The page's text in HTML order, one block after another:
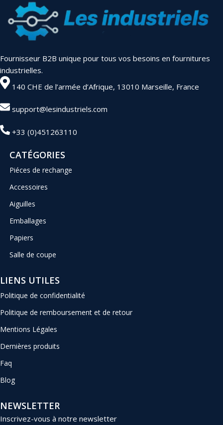
Fournisseur B2B unique pour tous vos besoins en fournitures
industrielles.
140 CHE de l’armée d’Afrique, 13010 Marseille, France
support@lesindustriels.com
+33 (0)451263110
CATÉGORIES
Piéces de rechange
Accessoires
Aiguilles
Emballages
Papiers
Salle de coupe
LIENS UTILES
Politique de confidentialité
Politique de remboursement et de retour
Mentions Légales
Dernières produits
Faq
Blog
NEWSLETTER
Inscrivez-vous à notre newsletter